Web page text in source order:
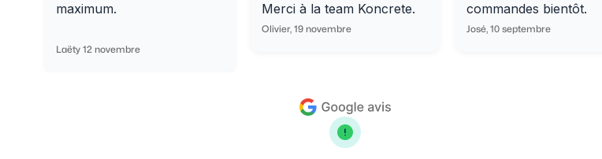
maximum.
Laëty 12 novembre
Merci à la team Koncrete.
Olivier, 19 novembre
commandes bientôt.
José, 10 septembre